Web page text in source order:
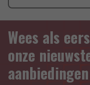
Wees als
onze
aanbiedingen